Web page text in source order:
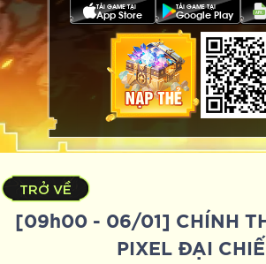
TẢI GAME TẠI
App Store
TẢI GAME TẠI
Google Play
TRỞ VỀ
[09h00 - 06/01] CHÍNH
PIXEL ĐẠI